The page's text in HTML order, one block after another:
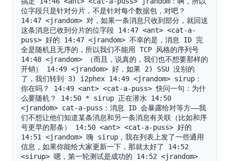
位字段只是针对分片，不是针对每个数据包，对吧？
14:47 <jrandom> 对，如果一条消息只收到部分，就回送
这条消息已收到分片的位字段 14:47 <ant> <cat-a-
puss> 好的 14:47 <jrandom> 不幸的是，消息 ID 完
全是随机且无序的，所以我们不能用 TCP 风格的序列号
14:48 <jrandom> （而且，说真的，我们也不想要那样的
开销） 14:49 <jrandom> 好，如果 2) SSU 没别的
了，我们转到 3) i2phex 14:49 <jrandom> sirup：
你在吗？ 14:49 <ant> <cat-a-puss> 快问一句：为什
么要随机？ 14:50 * sirup 正在潜水 14:50
<jrandom> cat-a-puss：消息 ID 会暴露给对等方——我
们不想让他们知道某条消息和另一条消息有关联（比如和序
号更早的那条） 14:50 <ant> <cat-a-puss> 好的
14:51 <jrandom> 嗨 sirup，我在列表上发了一些通用
信息，如果你能给大家更新一下，那就太好了 14:52
<sirup> 嗯，第一轮测试是成功的 14:52 <jrandom>